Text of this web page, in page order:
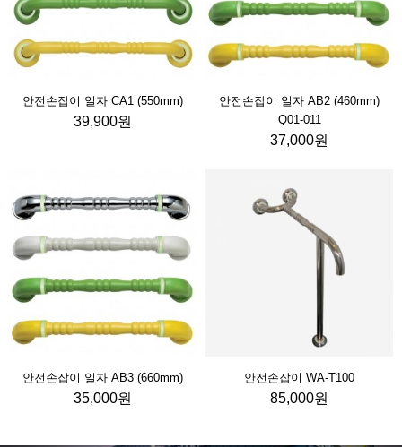
안전손잡이 일자 CA1 (550mm)
39,900원
안전손잡이 일자 AB2 (460mm)
Q01-011
37,000원
안전손잡이 일자 AB3 (660mm)
35,000원
안전손잡이 WA-T100
85,000원